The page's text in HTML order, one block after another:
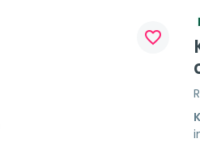
favorite_border